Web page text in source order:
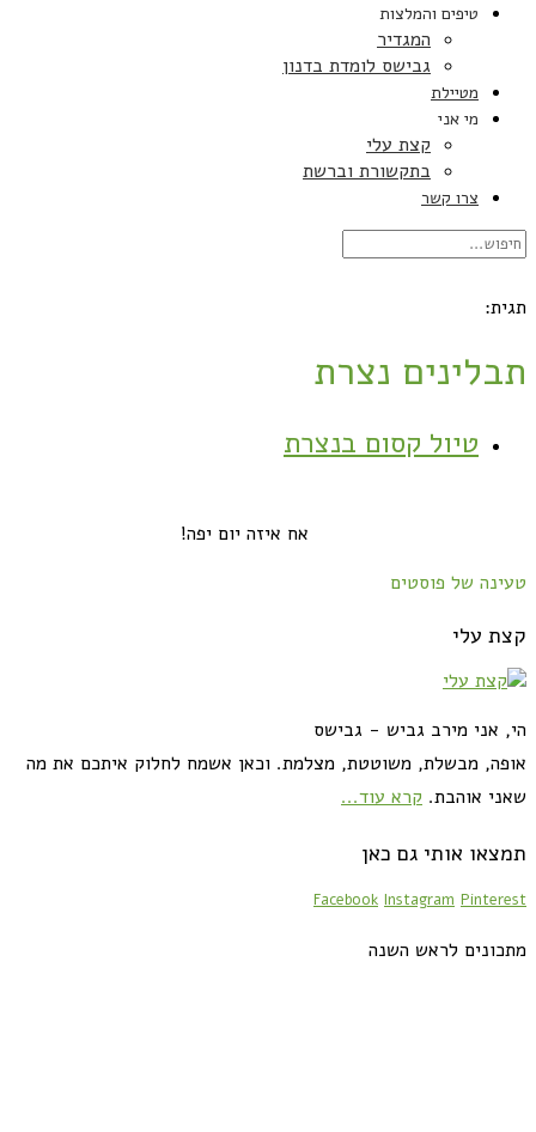
טיפים והמלצות
המגדיר
גבישס לומדת בדנון
מטיילת
מי אני
קצת עלי
בתקשורת וברשת
צרו קשר
תגית:
תבלינים נצרת
טיול קסום בנצרת
אח איזה יום יפה!
טעינה של פוסטים
קצת עלי
הי, אני מירב גביש - גבישס
אופה, מבשלת, משוטטת, מצלמת. וכאן אשמח לחלוק איתכם את מה
שאני אוהבת. קרא עוד...
תמצאו אותי גם כאן
Facebook Instagram Pinterest
מתכונים לראש השנה